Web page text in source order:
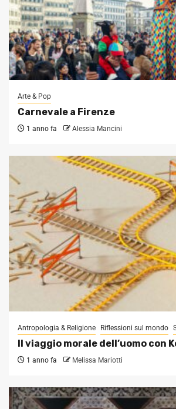
Arte & Pop
Carnevale a Firenze
1 anno fa Alessia Mancini
Antropologia & Religione Riflessioni sul mondo
Il viaggio morale dell’uomo con
1 anno fa Melissa Mariotti